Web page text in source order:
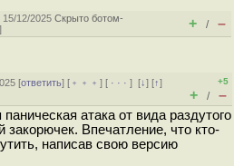
15/12/2025Скрыто ботом-
] + / –
[ответить] [ ﹢﹢﹢] [ · · ·][↓] [↑]
+5
+ / –
атака от вида раздутого
закорючек. Впечатление, что кто-
написав свою версию